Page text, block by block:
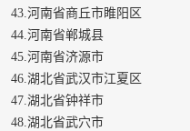
43.河南省商丘市睢阳区
44.河南省郸城县
45.河南省济源市
46.湖北省武汉市江夏区
47.湖北省钟祥市
48.湖北省武穴市